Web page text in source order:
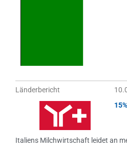
Länderbericht
Italiens Milchwirtschaft leidet an